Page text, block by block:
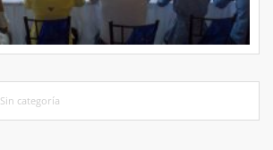
Sin categoría